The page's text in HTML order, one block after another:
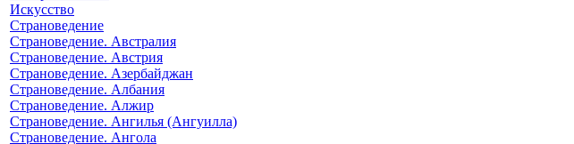
Искусство
Страноведение
Страноведение. Австралия
Страноведение. Австрия
Страноведение. Азербайджан
Страноведение. Албания
Страноведение. Алжир
Страноведение. Ангилья (Ангуилла)
Страноведение. Ангола